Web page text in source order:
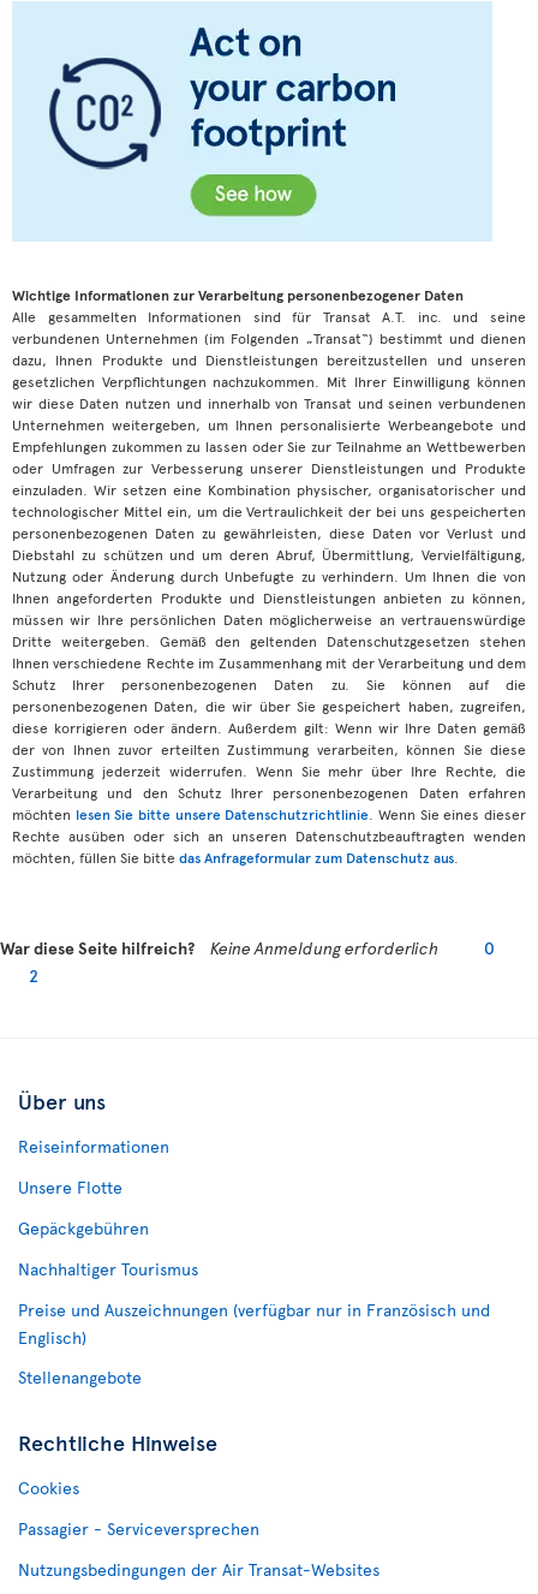
Wichtige Informationen zur Verarbeitung personenbezogener Daten
Alle gesammelten Informationen sind für Transat A.T. inc. und seine
verbundenen Unternehmen (im Folgenden „Transat“) bestimmt und dienen
dazu, Ihnen Produkte und Dienstleistungen bereitzustellen und unseren
gesetzlichen Verpflichtungen nachzukommen. Mit Ihrer Einwilligung können
wir diese Daten nutzen und innerhalb von Transat und seinen verbundenen
Unternehmen weitergeben, um Ihnen personalisierte Werbeangebote und
Empfehlungen zukommen zu lassen oder Sie zur Teilnahme an Wettbewerben
oder Umfragen zur Verbesserung unserer Dienstleistungen und Produkte
einzuladen. Wir setzen eine Kombination physischer, organisatorischer und
technologischer Mittel ein, um die Vertraulichkeit der bei uns gespeicherten
personenbezogenen Daten zu gewährleisten, diese Daten vor Verlust und
Diebstahl zu schützen und um deren Abruf, Übermittlung, Vervielfältigung,
Nutzung oder Änderung durch Unbefugte zu verhindern. Um Ihnen die von
Ihnen angeforderten Produkte und Dienstleistungen anbieten zu können,
müssen wir Ihre persönlichen Daten möglicherweise an vertrauenswürdige
Dritte weitergeben. Gemäß den geltenden Datenschutzgesetzen stehen
Ihnen verschiedene Rechte im Zusammenhang mit der Verarbeitung und dem
Schutz Ihrer personenbezogenen Daten zu. Sie können auf die
personenbezogenen Daten, die wir über Sie gespeichert haben, zugreifen,
diese korrigieren oder ändern. Außerdem gilt: Wenn wir Ihre Daten gemäß
der von Ihnen zuvor erteilten Zustimmung verarbeiten, können Sie diese
Zustimmung jederzeit widerrufen. Wenn Sie mehr über Ihre Rechte, die
Verarbeitung und den Schutz Ihrer personenbezogenen Daten erfahren
möchten lesen Sie bitte unsere Datenschutzrichtlinie . Wenn Sie eines dieser
Rechte ausüben oder sich an unseren Datenschutzbeauftragten wenden
möchten, füllen Sie bitte das Anfrageformular zum Datenschutz aus
War diese Seite hilfreich? Keine Anmeldung erforderlich
0
2
Über uns
Reiseinformationen
Unsere Flotte
Gepäckgebühren
Nachhaltiger Tourismus
Preise und Auszeichnungen (verfügbar nur in Französisch und
Englisch)
Stellenangebote
Rechtliche Hinweise
Cookies
Passagier - Serviceversprechen
Nutzungsbedingungen der Air Transat-Websites